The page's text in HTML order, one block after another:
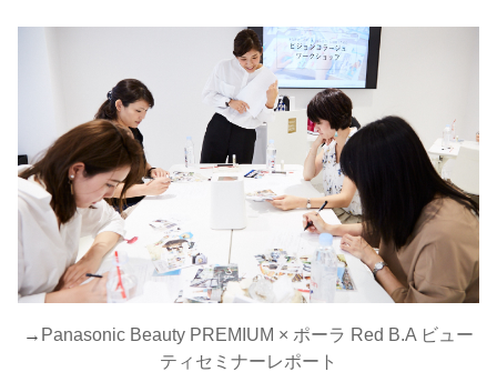
→ Panasonic Beauty PREMIUM × ポーラ Red B.A ビュー
ティセミナーレポート